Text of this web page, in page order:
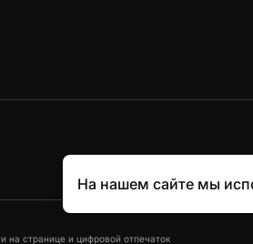
на странице и цифровой отпечаток
На нашем сайте мы